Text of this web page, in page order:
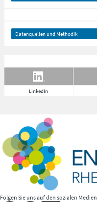
Datenquellen und Methodik
LinkedIn
Folgen Sie uns auf den sozialen Medien